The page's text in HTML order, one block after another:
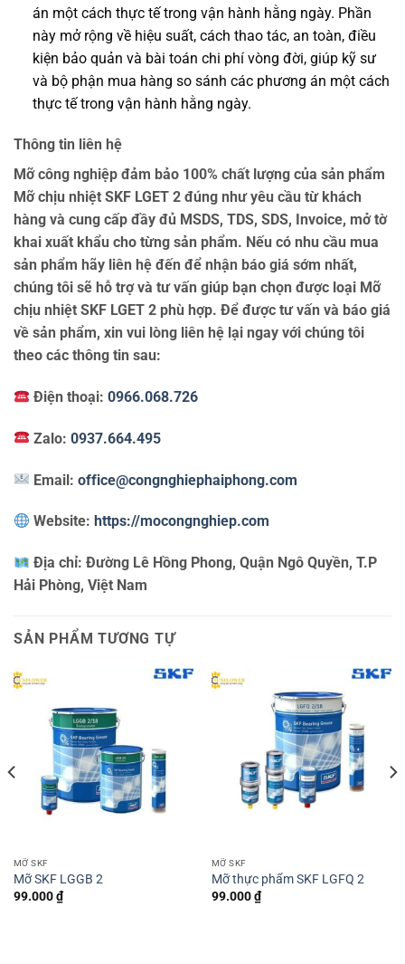
án một cách thực tế trong vận hành hằng ngày. Phần
này mở rộng về hiệu suất, cách thao tác, an toàn, điều
kiện bảo quản và bài toán chi phí vòng đời, giúp kỹ sư
và bộ phận mua hàng so sánh các phương án một cách
thực tế trong vận hành hằng ngày.
Thông tin liên hệ
Mỡ công nghiệp đảm bảo 100% chất lượng của sản phẩm
Mỡ chịu nhiệt SKF LGET 2 đúng như yêu cầu từ khách
hàng và cung cấp đầy đủ MSDS, TDS, SDS, Invoice, mở tờ
khai xuất khẩu cho từng sản phẩm. Nếu có nhu cầu mua
sản phẩm hãy liên hệ đến để nhận báo giá sớm nhất,
chúng tôi sẽ hỗ trợ và tư vấn giúp bạn chọn được loại Mỡ
chịu nhiệt SKF LGET 2 phù hợp. Để được tư vấn và báo giá
về sản phẩm, xin vui lòng liên hệ lại ngay với chúng tôi
theo các thông tin sau:
Điện thoại:0966.068.726
Zalo:0937.664.495
Email:office@congnghiephaiphong.com
Website: https://mocongnghiep.com
Địa chỉ:Đường Lê Hồng Phong, Quận Ngô Quyền, T.P
Hải Phòng, Việt Nam
SẢN PHẨM TƯƠNG TỰ
MỠ SKF
Mỡ SKF LGGB 2
99.000₫
MỠ SKF
Mỡ thực phẩm SKF LGFQ 2
99.000₫